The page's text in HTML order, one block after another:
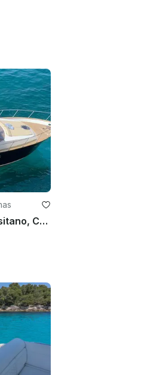
Yate a motor Solare 40 en Positano, Campania